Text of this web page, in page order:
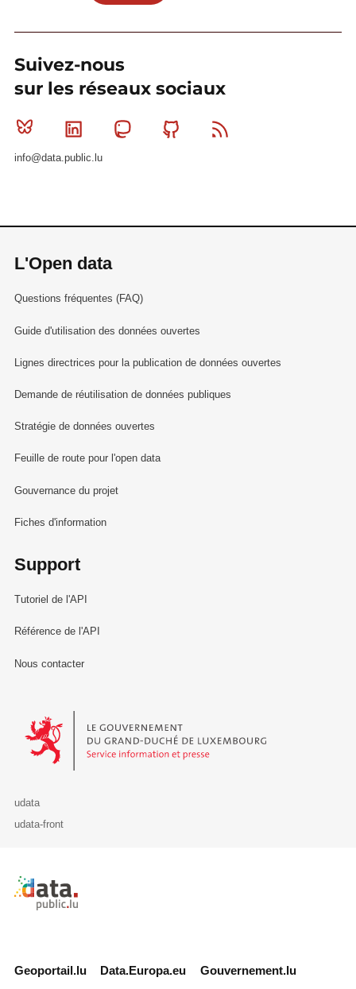
Suivez-nous
sur les réseaux sociaux
Bluesky Linkedin MastodonGithub
info@data.public.lu
L'Open data
Questions fréquentes (FAQ)
Guide d'utilisation des données ouvertes
Lignes directrices pour la publication de données ouvertes
Demande de réutilisation de données publiques
Stratégie de données ouvertes
Feuille de route pour l'open data
Gouvernance du projet
Fiches d'information
Support
Tutoriel de l'API
Référence de l'API
Nous contacter
Le Gouvernement du Grand-Duché de Luxembourg - Service
udata
udata-front
Retour à l'accueil de data.public.lu
Geoportail.lu Data.Europa.eu Gouvernement.lu